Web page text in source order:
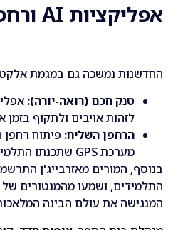
אפליקציות AI ורחפנים חכמים
החדשנות נמשכה גם במגמת
טנק חכם (רואה-יורה):
לזהות אויבים ולתקוף
הרחפן השליח: פיתוח
מערכת GPS שתכנתו התלמידים בעצמם.
בנוסף, המורים מאזרבייג'ן
התלמידים, ושמעו מהמנטורים
המנגישה את עולם הבינה